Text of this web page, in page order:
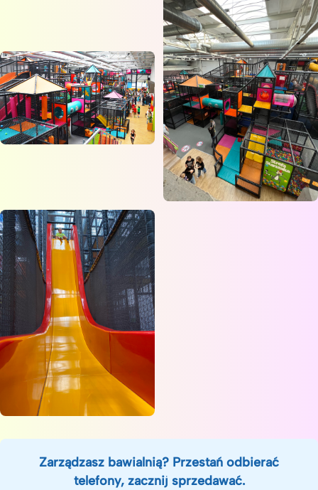
Zarządzasz bawialnią? Przestań odbierać
telefony, zacznij sprzedawać.